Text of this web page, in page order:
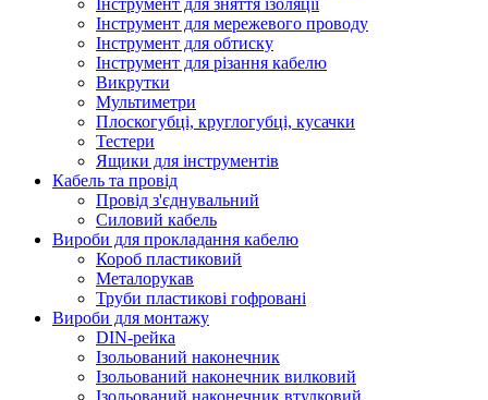
Інструмент для мережевого проводу
Інструмент для обтиску
Інструмент для різання кабелю
Викрутки
Мультиметри
Плоскогубці, круглогубці, кусачки
Тестери
Ящики для інструментів
Кабель та провід
Провід з'єднувальний
Силовий кабель
Вироби для прокладання кабелю
Короб пластиковий
Металорукав
Труби пластикові гофровані
Вироби для монтажу
DIN-рейка
Ізольований наконечник
Ізольований наконечник вилковий
Ізольований наконечник втулковий